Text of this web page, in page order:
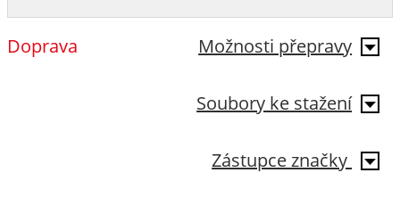
Možnosti přepravy
Doprava
Soubory ke stažení
Zástupce značky